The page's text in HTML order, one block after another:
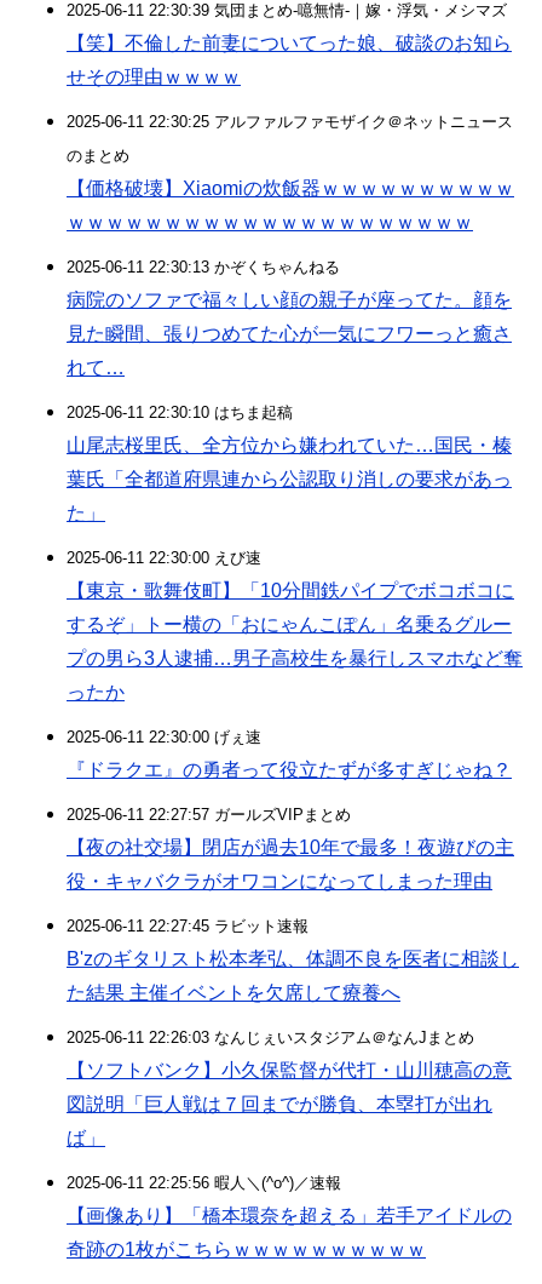
2025-06-11 22:30:39 気団まとめ-噫無情-｜嫁・浮気・メシマズ
【笑】不倫した前妻についてった娘、破談のお知ら
せその理由ｗｗｗｗ
2025-06-11 22:30:25 アルファルファモザイク＠ネットニュース
のまとめ
【価格破壊】Xiaomiの炊飯器ｗｗｗｗｗｗｗｗｗｗ
ｗｗｗｗｗｗｗｗｗｗｗｗｗｗｗｗｗｗｗｗｗ
2025-06-11 22:30:13 かぞくちゃんねる
病院のソファで福々しい顔の親子が座ってた。顔を
見た瞬間、張りつめてた心が一気にフワーっと癒さ
れて…
2025-06-11 22:30:10 はちま起稿
山尾志桜里氏、全方位から嫌われていた…国民・榛
葉氏「全都道府県連から公認取り消しの要求があっ
た」
2025-06-11 22:30:00 えび速
【東京・歌舞伎町】「10分間鉄パイプでボコボコに
するぞ」トー横の「おにゃんこぽん」名乗るグルー
プの男ら3人逮捕…男子高校生を暴行しスマホなど奪
ったか
2025-06-11 22:30:00 げぇ速
『ドラクエ』の勇者って役立たずが多すぎじゃね？
2025-06-11 22:27:57 ガールズVIPまとめ
【夜の社交場】閉店が過去10年で最多！夜遊びの主
役・キャバクラがオワコンになってしまった理由
2025-06-11 22:27:45 ラビット速報
B'zのギタリスト松本孝弘、体調不良を医者に相談し
た結果 主催イベントを欠席して療養へ
2025-06-11 22:26:03 なんじぇいスタジアム＠なんJまとめ
【ソフトバンク】小久保監督が代打・山川穂高の意
図説明「巨人戦は７回までが勝負、本塁打が出れ
ば」
2025-06-11 22:25:56 暇人＼(^o^)／速報
【画像あり】「橋本環奈を超える」若手アイドルの
奇跡の1枚がこちらｗｗｗｗｗｗｗｗｗｗ